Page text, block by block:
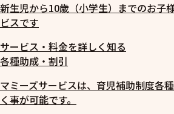
新生児から10歳（小学生）までのお子
ビスです
サービス・料金を詳しく知る
各種助成・割引
マミーズサービスは、育児補助制度各
く事が可能です。